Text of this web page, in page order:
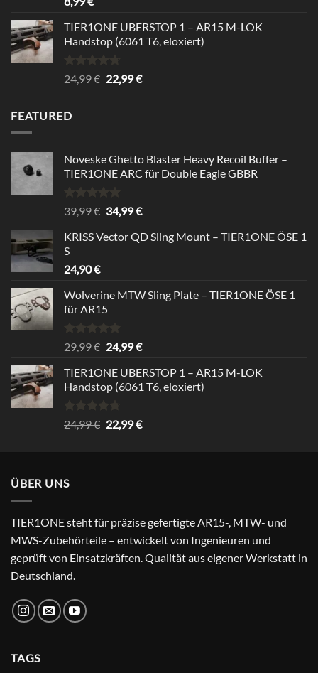
mit
von 5
TIER1ONE UBERSTOP 1 – AR15 M-LOK
Handstop (6061 T6, eloxiert)
Bewertet
mit
24,99€ Ursprünglicher
22,99€Aktueller
FEATURED
Noveske Ghetto Blaster Heavy Recoil Buffer –
TIER1ONE ARC für Double Eagle GBBR
Bewertet
mit
von 5
39,99€ Ursprünglicher
war:
34,99€Aktueller
ist:
KRISS Vector QD Sling Mount – TIER1ONE ÖSE 1
S
24,90€
Wolverine MTW Sling Plate – TIER1ONE ÖSE 1
für AR15
Bewertet
mit
von 5
29,99€ Ursprünglicher
war:
29,99 €
24,99€Aktueller
ist:
24,99 €.
TIER1ONE UBERSTOP 1 – AR15 M-LOK
Handstop (6061 T6, eloxiert)
Bewertet
mit
24,99€ Ursprünglicher
22,99€Aktueller
ÜBER UNS
TIER1ONE steht für präzise gefertigte AR15-, MTW- und
MWS-Zubehörteile – entwickelt von Ingenieuren und
geprüft von Einsatzkräften. Qualität aus eigener Werkstatt in
Deutschland.
TAGS